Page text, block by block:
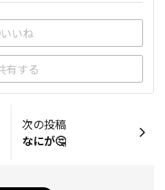
いいね
有する
次の投稿
なにが🤔